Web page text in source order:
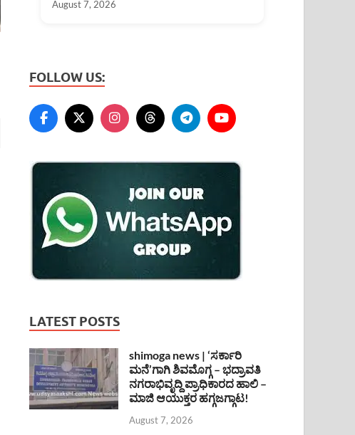
August 7, 2026
FOLLOW US:
LATEST POSTS
shimoga news | ‘ಸರ್ಕಾರಿ
ಮನೆ’ಗಾಗಿ ಶಿವಮೊಗ್ಗ – ಭದ್ರಾವತಿ
ನಗರಾಭಿವೃದ್ದಿ ಪ್ರಾಧಿಕಾರದ ಹಾಲಿ –
ಮಾಜಿ ಆಯುಕ್ತರ ಹಗ್ಗಜಗ್ಗಾಟ!
August 7, 2026